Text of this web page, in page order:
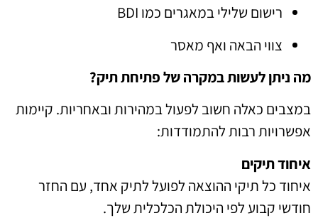
רישום שלילי במאגרים כמו BDI
צווי הבאה ואף מאסר
מה ניתן לעשות במקרה של פתיחת תיק?
במצבים כאלה חשוב לפעול במהירות ובאחריות. קיימות
אפשרויות רבות להתמודדות:
איחוד תיקים
איחוד כל תיקי ההוצאה לפועל לתיק אחד, עם החזר
חודשי קבוע לפי היכולת הכלכלית שלך.